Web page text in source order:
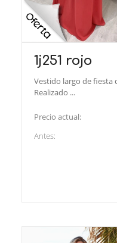
1j251 rojo
Vestido largo de fiesta
Realizado ...
Precio actual:
Antes: